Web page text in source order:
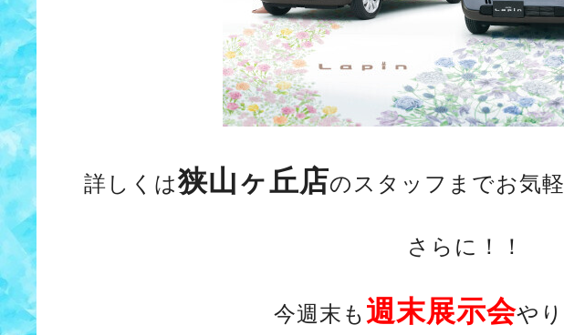
詳しくは狭山ヶ丘店のスタッフまでお気
さらに！！
今週末も 週末展示会や